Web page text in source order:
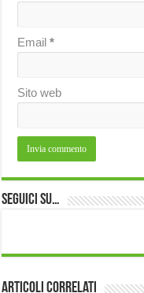
Email*
Sito web
Seguici su…
Articoli correlati